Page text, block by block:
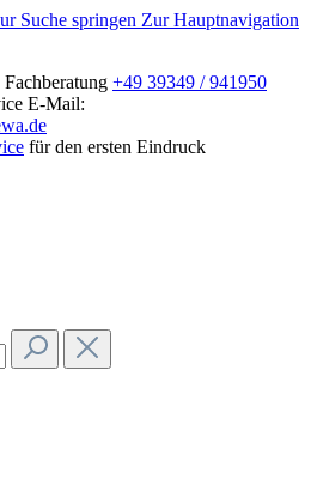
Suche springen Zur Hauptnavigation
+49 39349 / 941950
E-Mail:
für den ersten Eindruck